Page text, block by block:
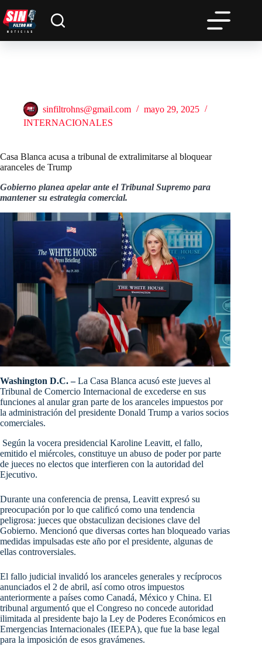
al
contenido
sinfiltrohns@gmail.com
mayo 29, 2025
INTERNACIONALES
Casa Blanca acusa a tribunal de extralimitarse al bloquear
aranceles de Trump
Gobierno planea apelar ante el Tribunal Supremo para
mantener su estrategia comercial.
Washington D.C. –La Casa Blanca acusó este jueves al
Tribunal de Comercio Internacional de excederse en sus
funciones al anular gran parte de los aranceles impuestos por
la administración del presidente Donald Trump a varios socios
comerciales.
Según la vocera presidencial Karoline Leavitt, el fallo,
emitido el miércoles, constituye un abuso de poder por parte
de jueces no electos que interfieren con la autoridad del
Ejecutivo.
Durante una conferencia de prensa, Leavitt expresó su
preocupación por lo que calificó como una tendencia
peligrosa: jueces que obstaculizan decisiones clave del
Gobierno. Mencionó que diversas cortes han bloqueado varias
medidas impulsadas este año por el presidente, algunas de
ellas controversiales.
El fallo judicial invalidó los aranceles generales y recíprocos
anunciados el 2 de abril, así como otros impuestos
anteriormente a países como Canadá, México y China. El
tribunal argumentó que el Congreso no concede autoridad
ilimitada al presidente bajo la Ley de Poderes Económicos en
Emergencias Internacionales (IEEPA), que fue la base legal
para la imposición de esos gravámenes.